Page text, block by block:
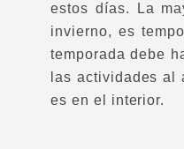
estos días. La
invierno, es
temporada debe
las actividades
es en el interior.